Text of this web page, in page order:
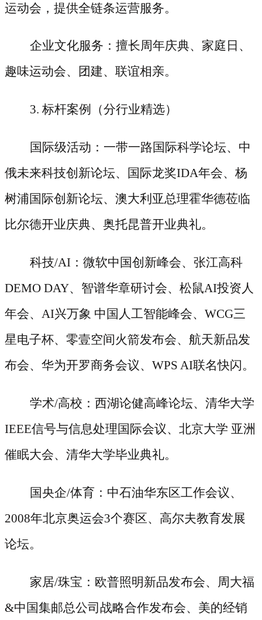
运动会，提供全链条运营服务。
企业文化服务：擅长周年庆典、家庭日、
趣味运动会、团建、联谊相亲。
3. 标杆案例（分行业精选）
国际级活动：一带一路国际科学论坛、中
俄未来科技创新论坛、国际龙奖IDA年会、杨
树浦国际创新论坛、澳大利亚总理霍华德莅临
比尔德开业庆典、奥托昆普开业典礼。
科技/AI：微软中国创新峰会、张江高科
DEMO DAY、智谱华章研讨会、松鼠AI投资人
年会、AI兴万象 中国人工智能峰会、WCG三
星电子杯、零壹空间火箭发布会、航天新品发
布会、华为开罗商务会议、WPS AI联名快闪。
学术/高校：西湖论健高峰论坛、清华大学
IEEE信号与信息处理国际会议、北京大学 亚洲
催眠大会、清华大学毕业典礼。
国央企/体育：中石油华东区工作会议、
2008年北京奥运会3个赛区、高尔夫教育发展
论坛。
家居/珠宝：欧普照明新品发布会、周大福
&中国集邮总公司战略合作发布会、美的经销